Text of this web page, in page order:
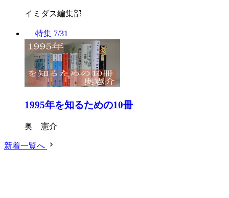
イミダス編集部
特集 7/31
1995年を知るための10冊
奥 憲介
新着一覧へ